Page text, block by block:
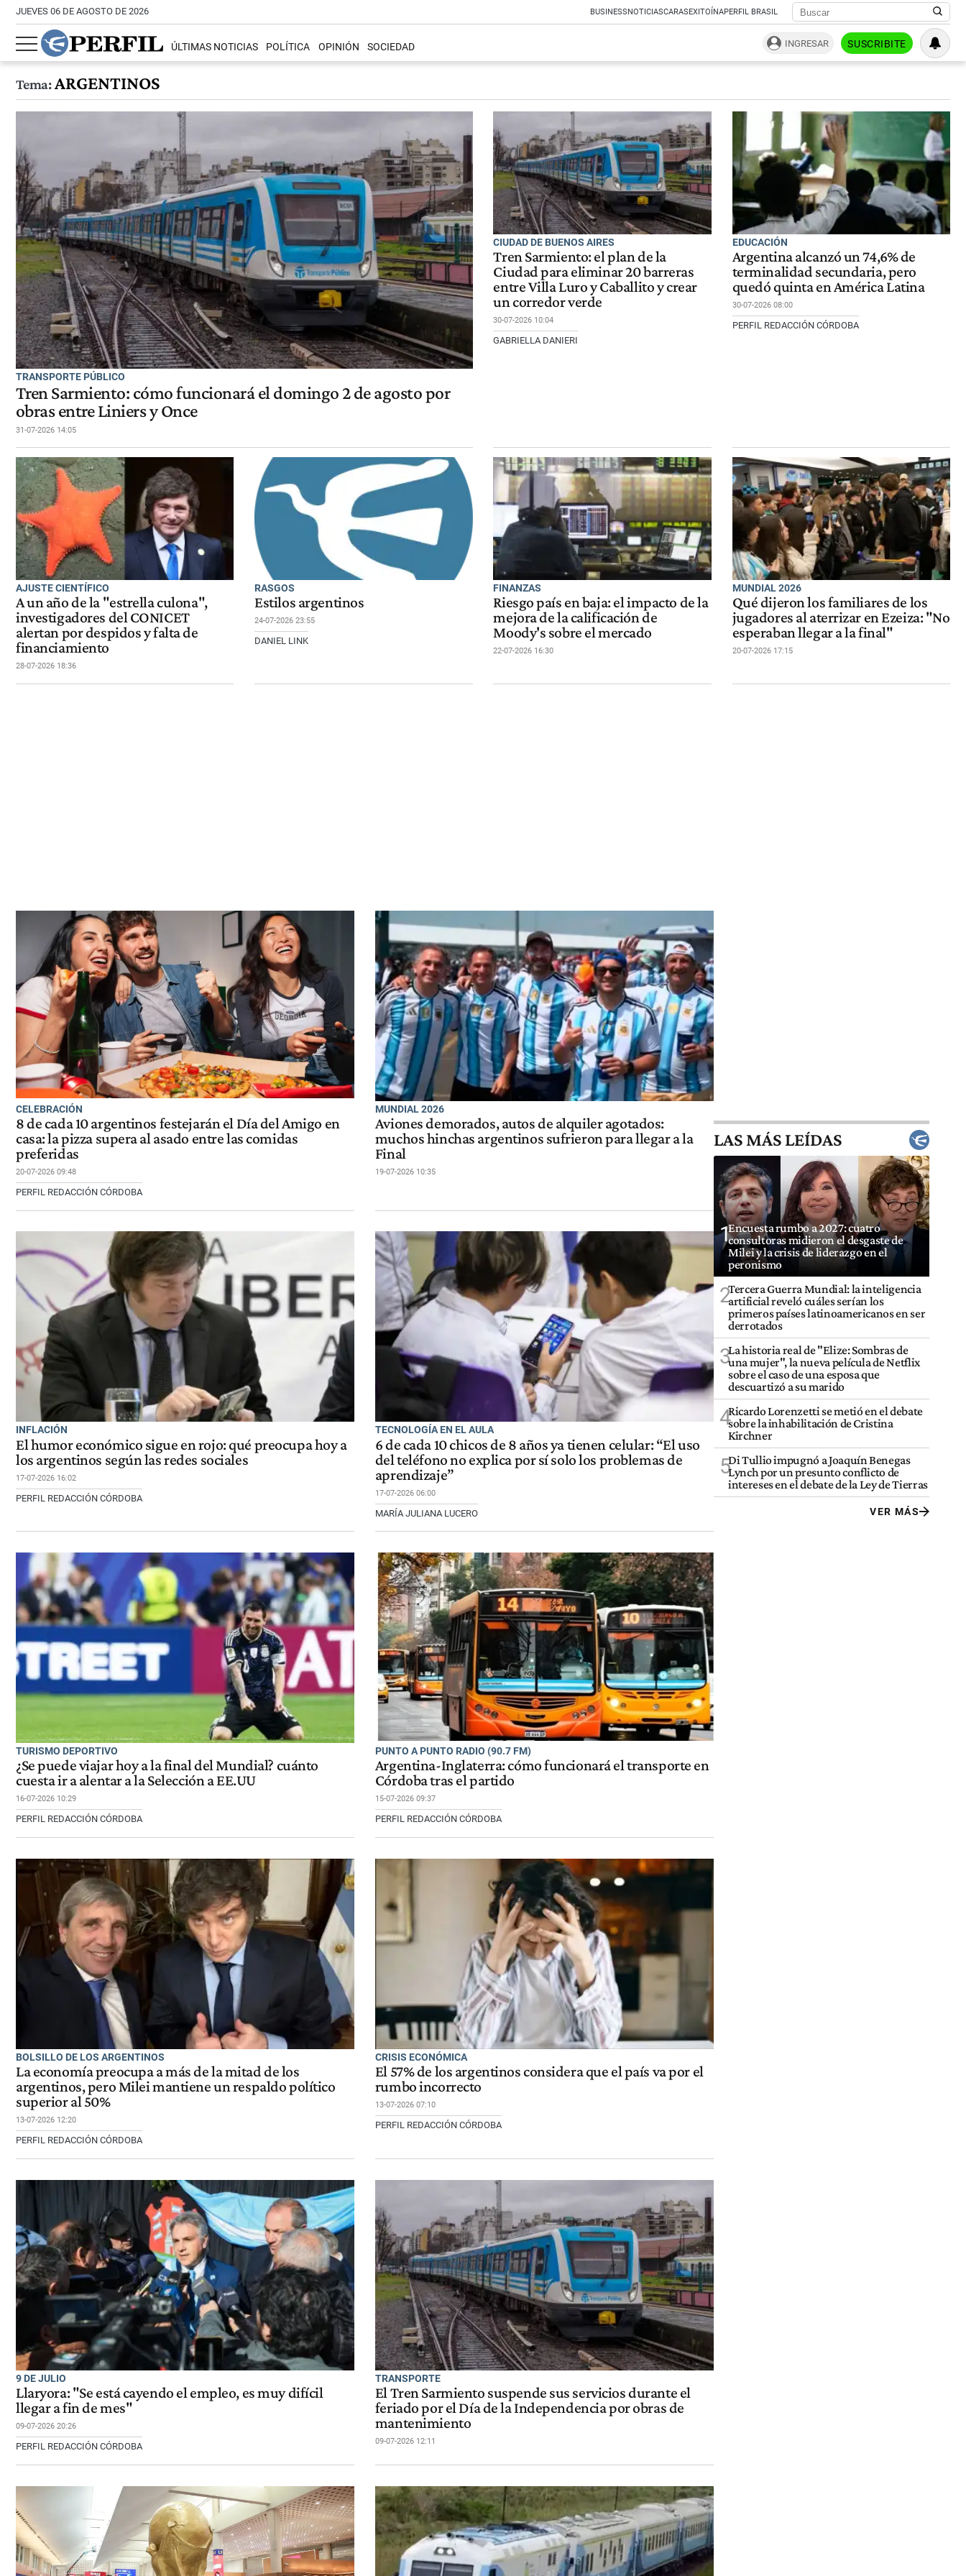
JUEVES 06 DE AGOSTO DE 2026 BUSINESSNOTICIASCARASEXITOÍNAPERFIL BRASIL
ÚLTIMAS NOTICIAS POLÍTICA OPINIÓN SOCIEDAD INGRESAR SUSCRIBITE
Tema:ARGENTINOS
TRANSPORTE PÚBLICO
Tren Sarmiento: cómo funcionará el domingo 2 de agosto por
obras entre Liniers y Once
31-07-2026 14:05
CIUDAD DE BUENOS AIRES
Tren Sarmiento: el plan de la
Ciudad para eliminar 20 barreras
entre Villa Luro y Caballito y crear
un corredor verde
30-07-2026 10:04
GABRIELLA DANIERI
EDUCACIÓN
Argentina alcanzó un 74,6% de
terminalidad secundaria, pero
quedó quinta en América Latina
30-07-2026 08:00
PERFIL REDACCIÓN CÓRDOBA
AJUSTE CIENTÍFICO
A un año de la "estrella culona",
investigadores del CONICET
alertan por despidos y falta de
financiamiento
28-07-2026 18:36
RASGOS
Estilos argentinos
24-07-2026 23:55
DANIEL LINK
FINANZAS
Riesgo país en baja: el impacto de la
mejora de la calificación de
Moody's sobre el mercado
22-07-2026 16:30
MUNDIAL 2026
Qué dijeron los familiares de los
jugadores al aterrizar en Ezeiza: "No
esperaban llegar a la final"
20-07-2026 17:15
CELEBRACIÓN
8 de cada 10 argentinos festejarán el Día del Amigo en
casa: la pizza supera al asado entre las comidas
preferidas
20-07-2026 09:48
PERFIL REDACCIÓN CÓRDOBA
MUNDIAL 2026
Aviones demorados, autos de alquiler agotados:
muchos hinchas argentinos sufrieron para llegar a la
Final
19-07-2026 10:35
INFLACIÓN
El humor económico sigue en rojo: qué preocupa hoy a
los argentinos según las redes sociales
17-07-2026 16:02
PERFIL REDACCIÓN CÓRDOBA
TECNOLOGÍA EN EL AULA
6 de cada 10 chicos de 8 años ya tienen celular: “El uso
del teléfono no explica por sí solo los problemas de
aprendizaje”
17-07-2026 06:00
MARÍA JULIANA LUCERO
TURISMO DEPORTIVO
¿Se puede viajar hoy a la final del Mundial? cuánto
cuesta ir a alentar a la Selección a EE.UU
16-07-2026 10:29
PERFIL REDACCIÓN CÓRDOBA
PUNTO A PUNTO RADIO (90.7 FM)
Argentina-Inglaterra: cómo funcionará el transporte en
Córdoba tras el partido
15-07-2026 09:37
PERFIL REDACCIÓN CÓRDOBA
BOLSILLO DE LOS ARGENTINOS
La economía preocupa a más de la mitad de los
argentinos, pero Milei mantiene un respaldo político
superior al 50%
13-07-2026 12:20
PERFIL REDACCIÓN CÓRDOBA
CRISIS ECONÓMICA
El 57% de los argentinos considera que el país va por el
rumbo incorrecto
13-07-2026 07:10
PERFIL REDACCIÓN CÓRDOBA
9 DE JULIO
Llaryora: "Se está cayendo el empleo, es muy difícil
llegar a fin de mes"
09-07-2026 20:26
PERFIL REDACCIÓN CÓRDOBA
TRANSPORTE
El Tren Sarmiento suspende sus servicios durante el
feriado por el Día de la Independencia por obras de
mantenimiento
09-07-2026 12:11
LAS MÁS LEÍDAS
1Encuesta rumbo a 2027: cuatro
consultoras midieron el desgaste de
Milei y la crisis de liderazgo en el
peronismo
2Tercera Guerra Mundial: la inteligencia
artificial reveló cuáles serían los
primeros países latinoamericanos en ser
derrotados
3La historia real de "Elize: Sombras de
una mujer", la nueva película de Netflix
sobre el caso de una esposa que
descuartizó a su marido
4Ricardo Lorenzetti se metió en el debate
sobre la inhabilitación de Cristina
Kirchner
5Di Tullio impugnó a Joaquín Benegas
Lynch por un presunto conflicto de
intereses en el debate de la Ley de Tierras
VER MÁS